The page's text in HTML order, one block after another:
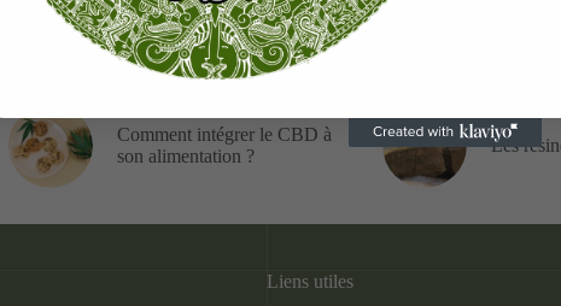
Comment intégrer le CBD à
son alimentation ?
Les
Liens utiles